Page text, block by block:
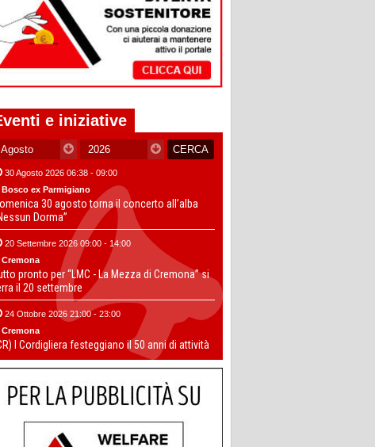
e iniziative
30 Agosto 2026 06:38 - 09:00
Bosco ex Parmigiano
30 agosto torna il concerto all’alba
Dorma”
20 Settembre 2026 09:00 - 14:00
Cremona
pronto per “LMC - La Mezza di Cremona” si
il 20 settembre
24 Ottobre 2026 21:00 - 23:00
Cremona
I Cordigliera festeggiano il 50 anni di attività